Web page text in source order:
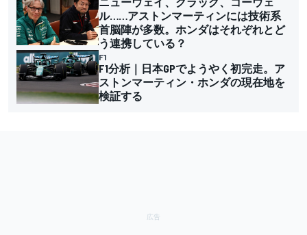
ル……アストンマーティンには技術系
首脳陣が多数。ホンダはそれぞれとど
う連携している？
F1
F1分析｜日本GPでようやく初完走。ア
ストンマーティン・ホンダの現在地を
検証する